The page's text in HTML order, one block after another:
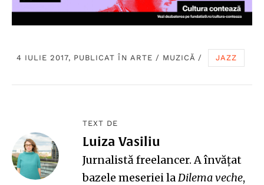
4 IULIE 2017, PUBLICAT ÎN ARTE / MUZICĂ / JAZZ
TEXT DE
Luiza Vasiliu
Jurnalistă freelancer. A învățat
bazele meseriei laDilema veche,